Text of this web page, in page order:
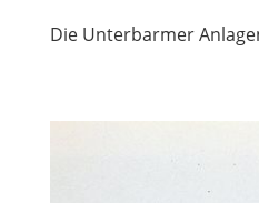
Die Unterbarmer